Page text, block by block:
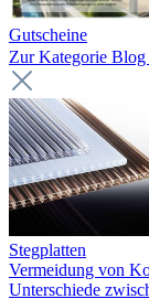
Gutscheine
Zur Kategorie Blog
Stegplatten
Vermeidung von
Unterschiede